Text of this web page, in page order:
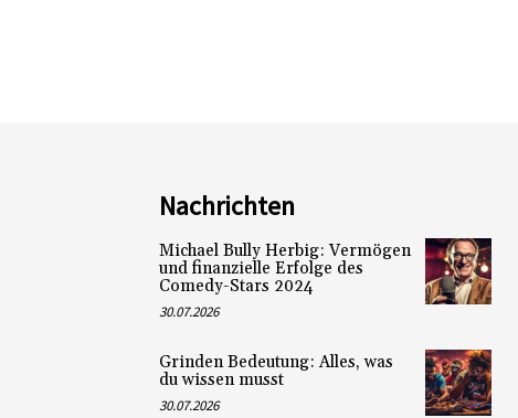
Nachrichten
Michael Bully Herbig: Vermögen
und finanzielle Erfolge des
Comedy-Stars 2024
30.07.2026
Grinden Bedeutung: Alles, was
du wissen musst
30.07.2026